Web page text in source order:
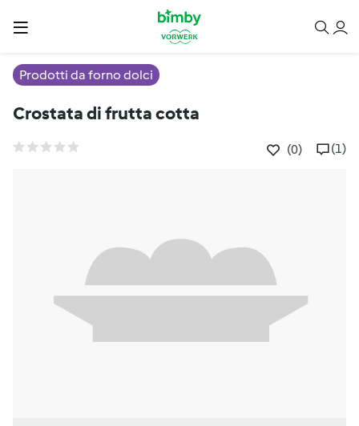
Prodotti da forno dolci
Crostata di frutta cotta
(0) (1)